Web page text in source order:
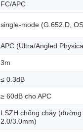
FC/APC
single-mode (G.652.D,
APC (Ultra/Angled
3m
≤ 0.3dB
≥ 60dB cho APC
LSZH chống cháy (đường
2.0/3.0mm)